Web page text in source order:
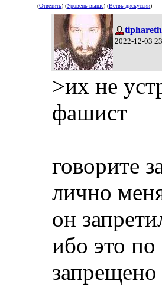
(Ответить) (Уровень выше) (Ветвь дискуссии)
tiphareth
2022-12-03
>их не
фашист
говорите
лично
он
ибо это